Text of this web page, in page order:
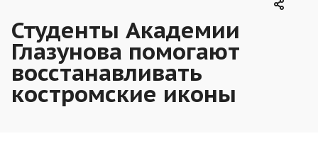
Студенты Академии
Глазунова помогают
восстанавливать
костромские иконы